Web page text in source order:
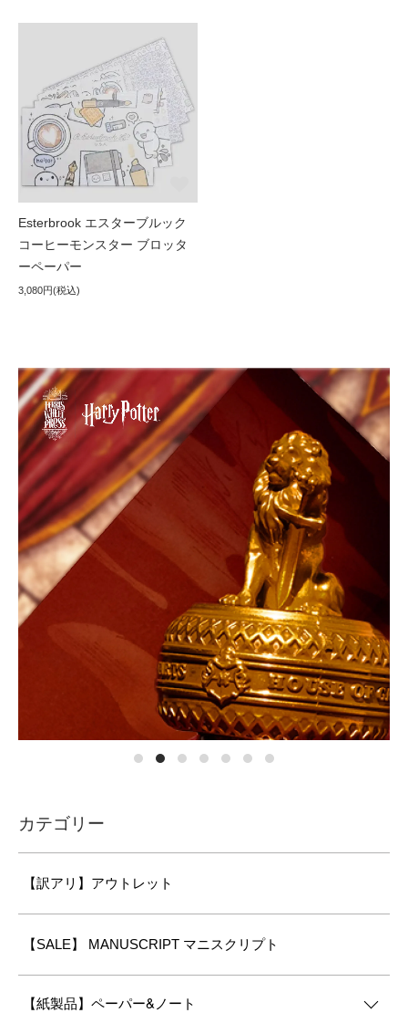
Esterbrook エスターブルック
コーヒーモンスター ブロッタ
ーペーパー
3,080円(税込)
カテゴリー
【訳アリ】アウトレット
【SALE】 MANUSCRIPT マニスクリプト
【紙製品】ペーパー&ノート